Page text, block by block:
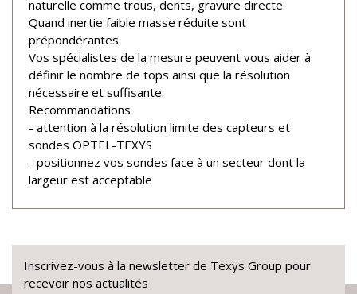
naturelle comme trous, dents, gravure directe.
Quand inertie faible masse réduite sont
prépondérantes.
Vos spécialistes de la mesure peuvent vous aider à
définir le nombre de tops ainsi que la résolution
nécessaire et suffisante.
Recommandations
- attention à la résolution limite des capteurs et
sondes OPTEL-TEXYS
- positionnez vos sondes face à un secteur dont la
largeur est acceptable
Inscrivez-vous à la newsletter de Texys Group pour
recevoir nos actualités